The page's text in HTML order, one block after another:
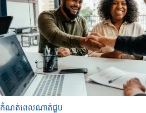
កំណត់ពេលណាត់ជួប